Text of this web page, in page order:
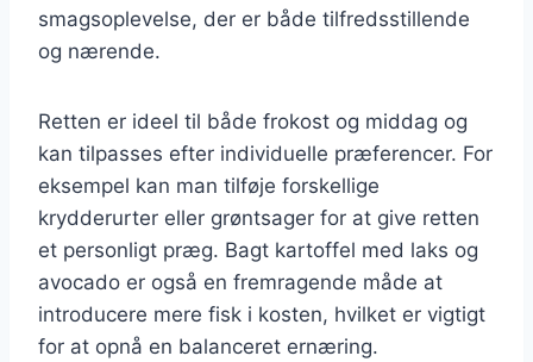
smagsoplevelse, der er både tilfredsstillende
og nærende.
Retten er ideel til både frokost og middag og
kan tilpasses efter individuelle præferencer. For
eksempel kan man tilføje forskellige
krydderurter eller grøntsager for at give retten
et personligt præg. Bagt kartoffel med laks og
avocado er også en fremragende måde at
introducere mere fisk i kosten, hvilket er vigtigt
for at opnå en balanceret ernæring.